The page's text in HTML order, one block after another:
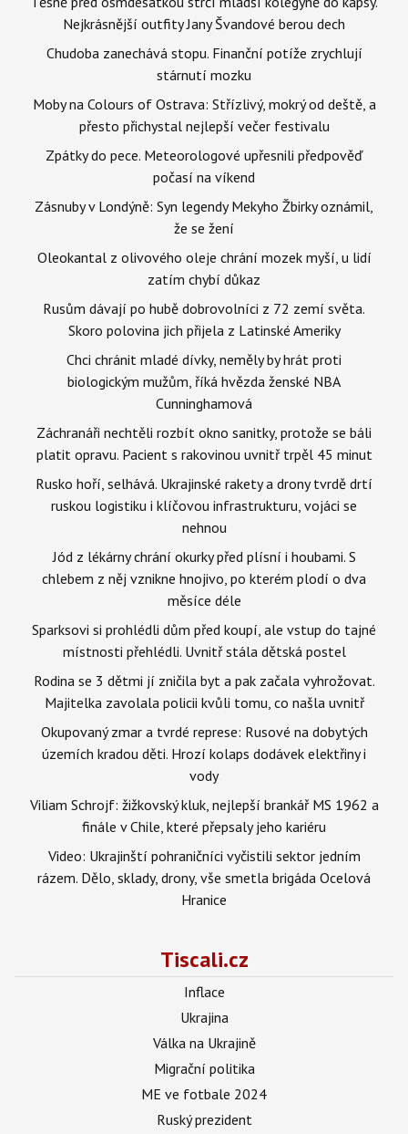
Nejkrásnější outfity Jany Švandové berou dech
Chudoba zanechává stopu. Finanční potíže zrychlují
stárnutí mozku
Moby na Colours of Ostrava: Střízlivý, mokrý od deště, a
přesto přichystal nejlepší večer festivalu
Zpátky do pece. Meteorologové upřesnili předpověď
počasí na víkend
Zásnuby v Londýně: Syn legendy Mekyho Žbirky oznámil,
že se žení
Oleokantal z olivového oleje chrání mozek myší, u lidí
zatím chybí důkaz
Rusům dávají po hubě dobrovolníci z 72 zemí světa.
Skoro polovina jich přijela z Latinské Ameriky
Chci chránit mladé dívky, neměly by hrát proti
biologickým mužům, říká hvězda ženské NBA
Cunninghamová
Záchranáři nechtěli rozbít okno sanitky, protože se báli
platit opravu. Pacient s rakovinou uvnitř trpěl 45 minut
Rusko hoří, selhává. Ukrajinské rakety a drony tvrdě drtí
ruskou logistiku i klíčovou infrastrukturu, vojáci se
nehnou
Jód z lékárny chrání okurky před plísní i houbami. S
chlebem z něj vznikne hnojivo, po kterém plodí o dva
měsíce déle
Sparksovi si prohlédli dům před koupí, ale vstup do tajné
místnosti přehlédli. Uvnitř stála dětská postel
Rodina se 3 dětmi jí zničila byt a pak začala vyhrožovat.
Majitelka zavolala policii kvůli tomu, co našla uvnitř
Okupovaný zmar a tvrdé represe: Rusové na dobytých
územích kradou děti. Hrozí kolaps dodávek elektřiny i
vody
Viliam Schrojf: žižkovský kluk, nejlepší brankář MS 1962 a
finále v Chile, které přepsaly jeho kariéru
Video: Ukrajinští pohraničníci vyčistili sektor jedním
rázem. Dělo, sklady, drony, vše smetla brigáda Ocelová
Hranice
Tiscali.cz
Inflace
Ukrajina
Válka na Ukrajině
Migrační politika
ME ve fotbale 2024
Ruský prezident